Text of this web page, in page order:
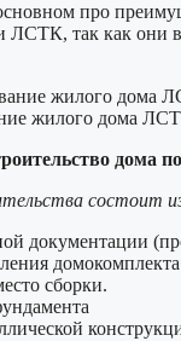
про
ЛСТК, так как они
жилого дома
дома
состоит
документации
сборки.